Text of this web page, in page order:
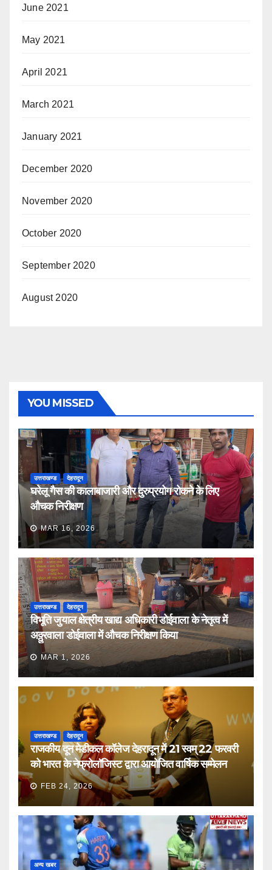
June 2021
May 2021
April 2021
March 2021
January 2021
December 2020
November 2020
October 2020
September 2020
August 2020
YOU MISSED
उत्तराखण्ड देहरादून
घरेलू गैस की कालाबाजारी और दुरुप्रयोग रोकने के लिए
औचक निरीक्षण
MAR 16, 2026
उत्तराखण्ड देहरादून
विभूति जुयाल क्षेत्रीय खाद्य अधिकारी डोईवाला के नेतृत्व में
अठ्ठुरवाला डोईवाला में औचक निरीक्षण किया
MAR 1, 2026
उत्तराखण्ड देहरादून
राजकीय दून मेडीकल कॉलेज देहरादून में 21 स्वम् 22 फरवरी
को भारत के नेफ्रोलॉजिस्ट द्वारा आयोजित वार्षिक सम्मेलन
FEB 24, 2026
अन्य खबर